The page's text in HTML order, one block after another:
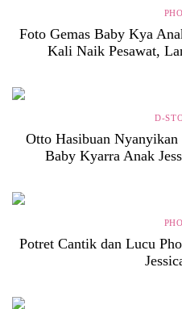
Foto Gemas Baby Kya
Kali Naik Pesawat,
D-
Otto Hasibuan
Baby Kyarra Anak
Potret Cantik dan Lucu